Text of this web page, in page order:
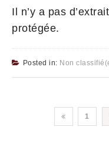
Il n’y a pas
protégée.
Posted in: Non
1